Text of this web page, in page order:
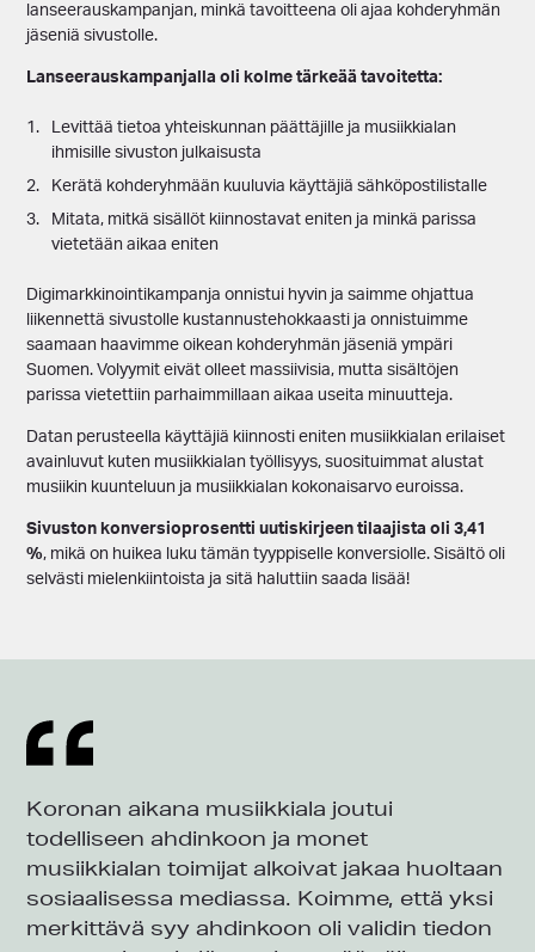
lanseerauskampanjan, minkä tavoitteena oli ajaa kohderyhmän
jäseniä sivustolle.
Lanseerauskampanjalla oli kolme tärkeää tavoitetta:
Levittää tietoa yhteiskunnan päättäjille ja musiikkialan
ihmisille sivuston julkaisusta
Kerätä kohderyhmään kuuluvia käyttäjiä sähköpostilistalle
Mitata, mitkä sisällöt kiinnostavat eniten ja minkä parissa
vietetään aikaa eniten
Digimarkkinointikampanja onnistui hyvin ja saimme ohjattua
liikennettä sivustolle kustannustehokkaasti ja onnistuimme
saamaan haavimme oikean kohderyhmän jäseniä ympäri
Suomen. Volyymit eivät olleet massiivisia, mutta sisältöjen
parissa vietettiin parhaimmillaan aikaa useita minuutteja.
Datan perusteella käyttäjiä kiinnosti eniten musiikkialan erilaiset
avainluvut kuten musiikkialan työllisyys, suosituimmat alustat
musiikin kuunteluun ja musiikkialan kokonaisarvo euroissa.
Sivuston konversioprosentti uutiskirjeen tilaajista oli 3,41
%, mikä on huikea luku tämän tyyppiselle konversiolle. Sisältö oli
selvästi mielenkiintoista ja sitä haluttiin saada lisää!
Koronan aikana musiikkiala joutui
todelliseen ahdinkoon ja monet
musiikkialan toimijat alkoivat jakaa huoltaan
sosiaalisessa mediassa. Koimme, että yksi
merkittävä syy ahdinkoon oli validin tiedon